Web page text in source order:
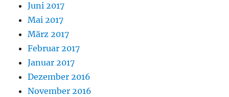
Juni 2017
Mai 2017
März 2017
Februar 2017
Januar 2017
Dezember 2016
November 2016